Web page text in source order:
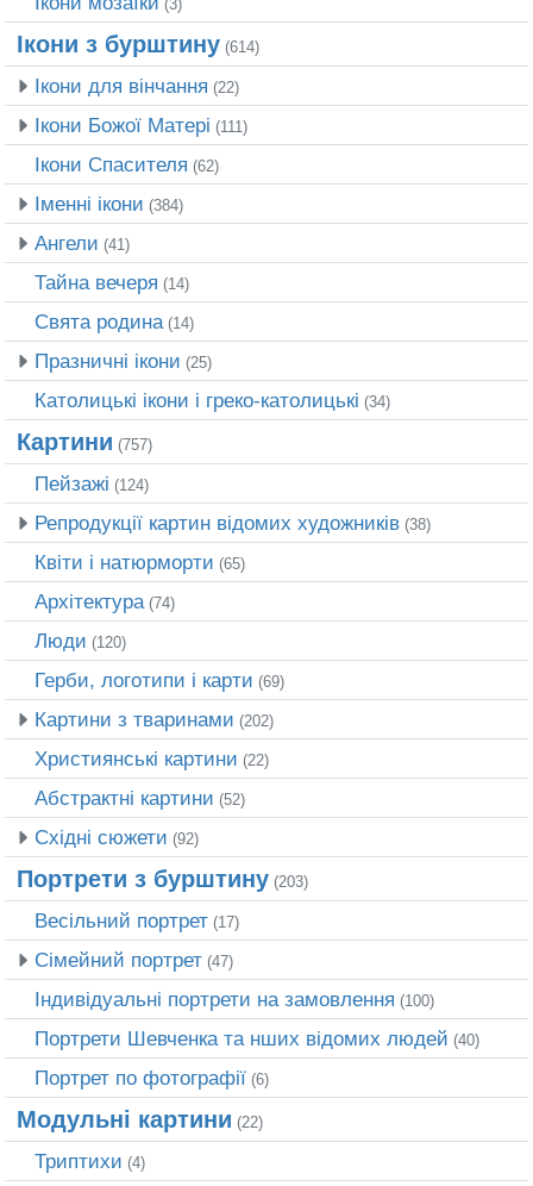
(3)
Ікони з бурштину (614)
Ікони для вінчання (22)
Ікони Божої Матері (111)
Ікони Спасителя (62)
Іменні ікони (384)
Ангели (41)
Тайна вечеря (14)
Свята родина(14)
Празничні ікони (25)
Католицькі ікони і греко-католицькі (34)
Картини (757)
Пейзажі (124)
Репродукції картин відомих художників (38)
Квіти і натюрморти (65)
Архітектура(74)
Люди (120)
Герби, логотипи і карти (69)
Картини з тваринами (202)
Християнські картини (22)
Абстрактні картини (52)
Східні сюжети (92)
Портрети з бурштину (203)
Весільний портрет (17)
Сімейний портрет (47)
Індивідуальні портрети на замовлення (100)
Портрети Шевченка та нших відомих людей (40)
Портрет по фотографії (6)
Модульні картини (22)
Триптихи (4)